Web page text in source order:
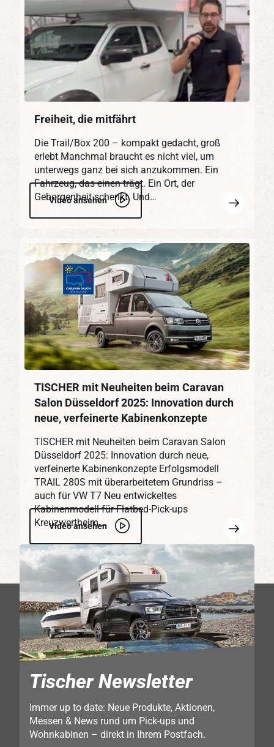
Video ansehen
Freiheit, die mitfährt
Die Trail/Box 200 – kompakt gedacht, groß
erlebt Manchmal braucht es nicht viel, um
unterwegs ganz bei sich anzukommen. Ein
Fahrzeug, das einen trägt. Ein Ort, der
Geborgenheit schenkt. Und…
erfahren
Video ansehen
TISCHER mit Neuheiten beim Caravan
Salon Düsseldorf 2025: Innovation durch
neue, verfeinerte Kabinenkonzepte
TISCHER mit Neuheiten beim Caravan Salon
Düsseldorf 2025: Innovation durch neue,
verfeinerte Kabinenkonzepte Erfolgsmodell
TRAIL 280S mit überarbeitetem Grundriss –
auch für VW T7 Neu entwickeltes
Kabinenmodell für Flatbed-Pick-ups
Kreuzwertheim.…
erfahren
Tischer Newsletter
Immer up to date: Neue Produkte, Aktionen,
Messen & News rund um Pick-ups und
Wohnkabinen – direkt in Ihrem Postfach.